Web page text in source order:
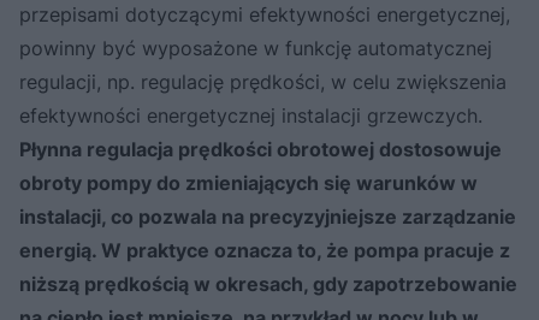
przepisami dotyczącymi efektywności energetycznej,
powinny być wyposażone w funkcję automatycznej
regulacji, np. regulację prędkości, w celu zwiększenia
efektywności energetycznej instalacji grzewczych.
Płynna regulacja prędkości obrotowej dostosowuje
obroty pompy do zmieniających się warunków w
instalacji, co pozwala na precyzyjniejsze zarządzanie
energią. W praktyce oznacza to, że pompa pracuje z
niższą prędkością w okresach, gdy zapotrzebowanie